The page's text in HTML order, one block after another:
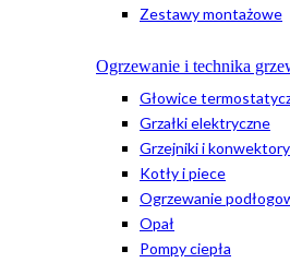
Zestawy montażowe
Ogrzewanie i technika
Głowice
Grzałki elektryczne
Grzejniki i konwektory
Kotły i piece
Ogrzewanie
Opał
Pompy ciepła